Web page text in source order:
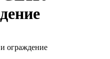
ограждение